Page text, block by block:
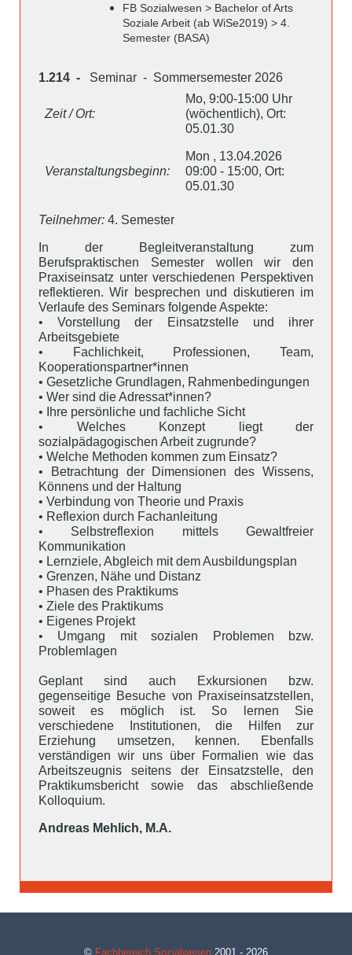
FB Sozialwesen > Bachelor of Arts
Soziale Arbeit (ab WiSe2019) > 4.
Semester (BASA)
1.214 - Seminar - Sommersemester 2026
Zeit / Ort:
Mo, 9:00-15:00 Uhr
(wöchentlich), Ort:
05.01.30
Veranstaltungsbeginn:
Mon , 13.04.2026
09:00 - 15:00, Ort:
05.01.30
Teilnehmer: 4. Semester
In der Begleitveranstaltung zum
Berufspraktischen Semester wollen wir den
Praxiseinsatz unter verschiedenen Perspektiven
reflektieren. Wir besprechen und diskutieren im
Verlaufe des Seminars folgende Aspekte:
• Vorstellung der Einsatzstelle und ihrer
Arbeitsgebiete
• Fachlichkeit, Professionen, Team,
Kooperationspartner*innen
• Gesetzliche Grundlagen, Rahmenbedingungen
• Wer sind die Adressat*innen?
• Ihre persönliche und fachliche Sicht
• Welches Konzept liegt der
sozialpädagogischen Arbeit zugrunde?
• Welche Methoden kommen zum Einsatz?
• Betrachtung der Dimensionen des Wissens,
Könnens und der Haltung
• Verbindung von Theorie und Praxis
• Reflexion durch Fachanleitung
• Selbstreflexion mittels Gewaltfreier
Kommunikation
• Lernziele, Abgleich mit dem Ausbildungsplan
• Grenzen, Nähe und Distanz
• Phasen des Praktikums
• Ziele des Praktikums
• Eigenes Projekt
• Umgang mit sozialen Problemen bzw.
Problemlagen
Geplant sind auch Exkursionen bzw.
gegenseitige Besuche von Praxiseinsatzstellen,
soweit es möglich ist. So lernen Sie
verschiedene Institutionen, die Hilfen zur
Erziehung umsetzen, kennen. Ebenfalls
verständigen wir uns über Formalien wie das
Arbeitszeugnis seitens der Einsatzstelle, den
Praktikumsbericht sowie das abschließende
Kolloquium.
Andreas Mehlich, M.A.
© Fachbereich Sozialwesen 2001 - 2026